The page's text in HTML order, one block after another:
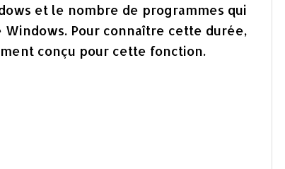
et le nombre de programmes qui
Pour connaître cette durée,
conçu pour cette fonction.